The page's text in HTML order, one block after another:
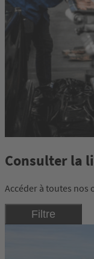
Consulter la
Accéder à toutes nos
Filtre